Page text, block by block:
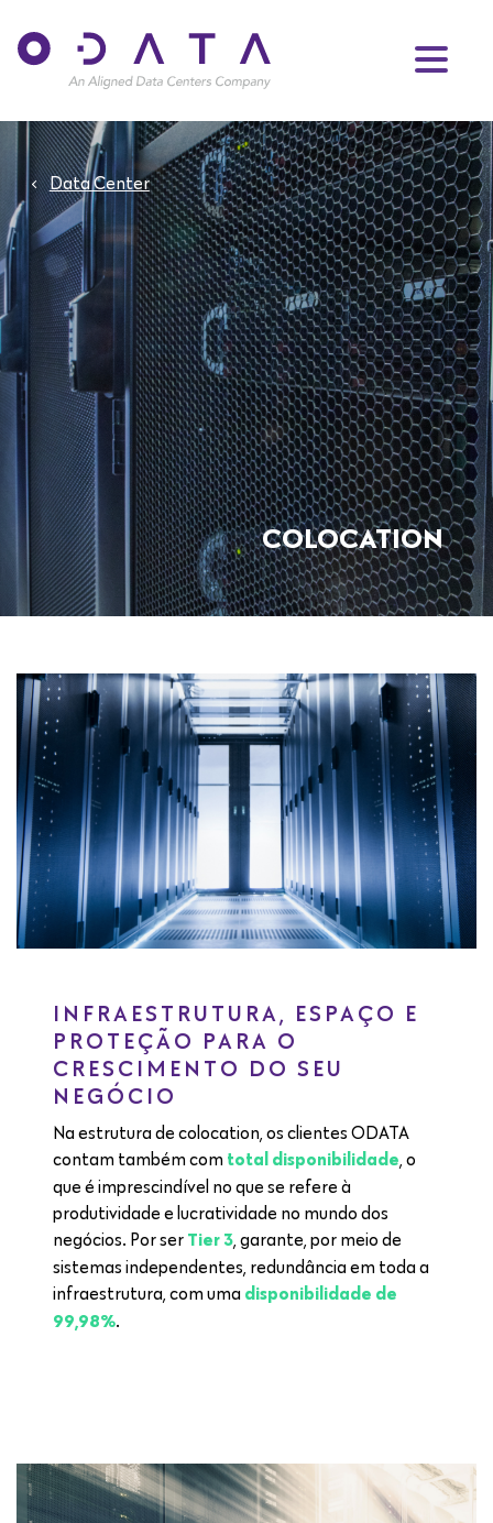
COLOCATION
Data Center
INFRAESTRUTURA, ESPAÇO E
PROTEÇÃO PARA O
CRESCIMENTO DO SEU
NEGÓCIO
Na estrutura de colocation, os clientes ODATA
contam também com total disponibilidade , o
que é imprescindível no que se refere à
produtividade e lucratividade no mundo dos
negócios. Por ser Tier 3 , garante, por meio de
sistemas independentes, redundância em toda a
infraestrutura, com uma disponibilidade de
99,98%.